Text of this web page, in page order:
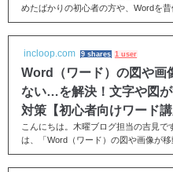
めたばかりの初心者の方や、Wordを
方を忘れてしまった！といった方に役
お...
incloop.com 9 shares 1 user
Word（ワード）の図や画
ない…を解決！文字や図
対策【初心者向けワード講
こんにちは。木曜ブログ担当の吉見で
は、「Word（ワード）の図や画像が
決していきたいと思います。Wordで
挿...